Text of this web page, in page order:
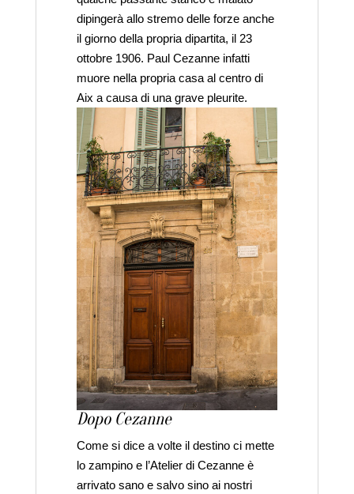
dipingerà allo stremo delle forze anche
il giorno della propria dipartita, il 23
ottobre 1906. Paul Cezanne infatti
muore nella propria casa al centro di
Aix a causa di una grave pleurite.
Dopo Cezanne
Come si dice a volte il destino ci mette
lo zampino e l’Atelier di Cezanne è
arrivato sano e salvo sino ai nostri